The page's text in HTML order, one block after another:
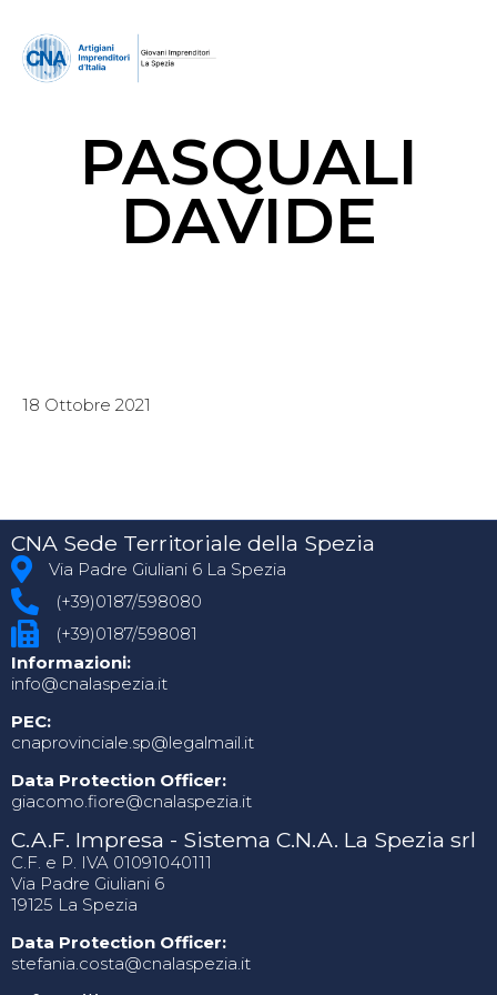
PASQUALI
DAVIDE
18 Ottobre 2021
CNA Sede Territoriale della Spezia
Via Padre Giuliani 6 La Spezia
(+39)0187/598080
(+39)0187/598081
Informazioni:
info@cnalaspezia.it
PEC:
cnaprovinciale.sp@legalmail.it
Data Protection Officer:
giacomo.fiore@cnalaspezia.it
C.A.F. Impresa - Sistema C.N.A. La Spezia srl
C.F. e P. IVA 01091040111
Via Padre Giuliani 6
19125 La Spezia
Data Protection Officer:
stefania.costa@cnalaspezia.it